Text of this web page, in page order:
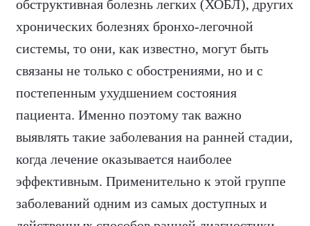
обструктивная болезнь легких (ХОБЛ), других
хронических болезнях бронхо-легочной
системы, то они, как известно, могут быть
связаны не только с обострениями, но и с
постепенным ухудшением состояния
пациента. Именно поэтому так важно
выявлять такие заболевания на ранней стадии,
когда лечение оказывается наиболее
эффективным. Применительно к этой группе
заболеваний одним из самых доступных и